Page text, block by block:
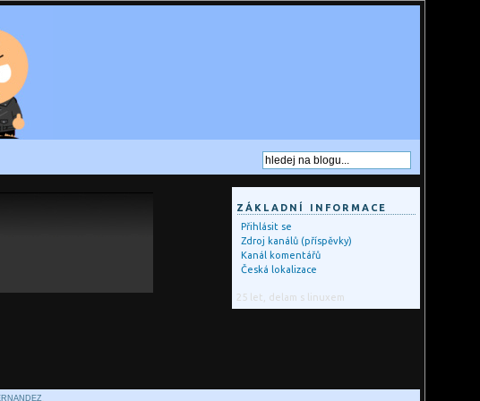
ZÁKLADNÍ INFORMACE
Přihlásit se
Zdroj kanálů (příspěvky)
Kanál komentářů
Česká lokalizace
25 let, delam s linuxem